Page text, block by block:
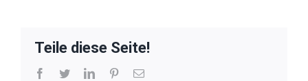
Teile diese Seite!
Facebook
TwitterLinkedInPinterest
E-